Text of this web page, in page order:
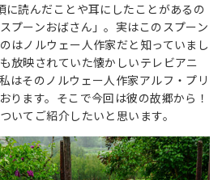
に読んだことや耳にしたことがあるの
プーンおばさん」。実はこのスプーン
はノルウェー人作家だと知っていまし
放映されていた懐かしいテレビアニ
はそのノルウェー人作家アルフ・プリ
ります。そこで今回は彼の故郷から！
いてご紹介したいと思います。